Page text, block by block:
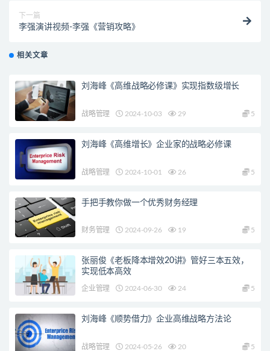
下一篇
李强演讲视频-李强《营销攻略》
相关文章
刘海峰《高维战略必修课》实现指数级增长
战略管理 2024-10-03 29 5
刘海峰《高维增长》企业家的战略必修课
战略管理 2024-10-01 26 5
手把手教你做一个优秀财务经理
财务管理 2024-09-26 19 5
张丽俊《老板降本增效20讲》管好三本五效，
实现低本高效
企业管理 2024-06-30 24 5
刘海峰《顺势借力》企业高维战略方法论
战略管理 2024-05-26 20 5